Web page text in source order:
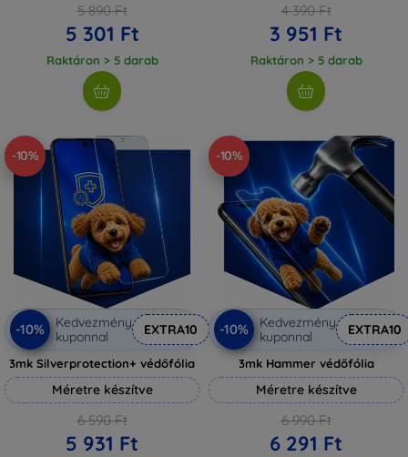
5 890 Ft
5 301 Ft
Raktáron > 5 darab
4 390 Ft
3 951 Ft
Raktáron > 5 darab
-10%
-10%
Kedvezmény
kuponnal
EXTRA10
3mk Silverprotection+ védőfólia
Méretre készítve
6 590 Ft
5 931 Ft
-10%
-10%
Kedvezmény
kuponnal
EXTRA10
3mk Hammer védőfólia
Méretre készítve
6 990 Ft
6 291 Ft